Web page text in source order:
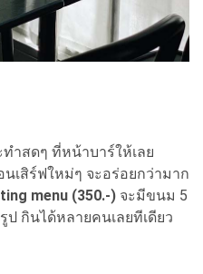
ำสดๆ ที่หน้าบาร์ให้เลย
เสิร์ฟใหม่ๆ จะอร่อยกว่ามาก
menu (350.-) จะมีขนม 5
ป กินได้หลายคนเลยทีเดียว